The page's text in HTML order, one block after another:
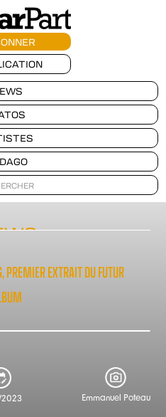
PREMIER EXTRAIT DU FUTUR
2023 Emmanuel Poteau